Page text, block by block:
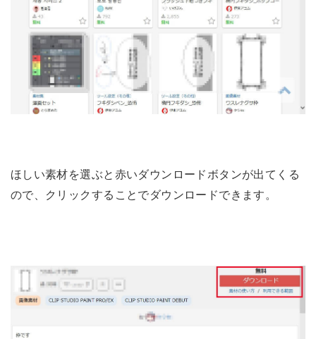
ほしい素材を選ぶと赤いダウンロードボタンが出てくる
ので、クリックすることでダウンロードできます。